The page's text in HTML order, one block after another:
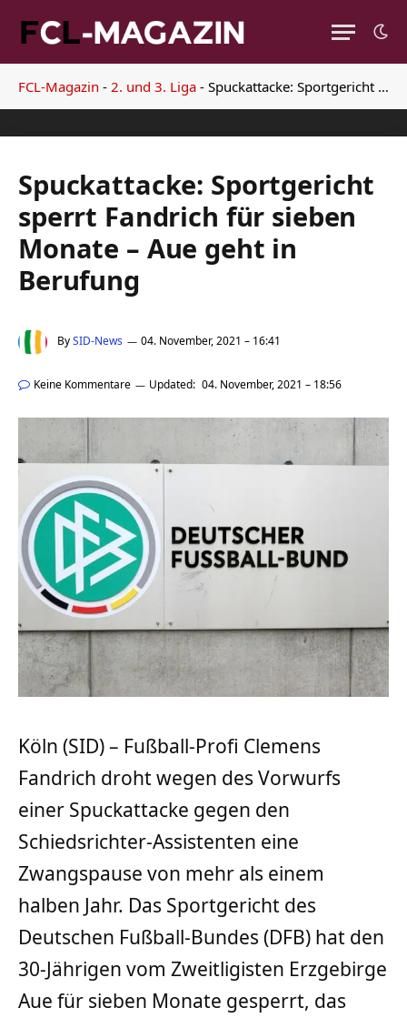
FCL-Magazin - 2. und 3. Liga - Spuckattacke: Sportgericht sperrt Fandrich für sieben Monate – Aue geht in Berufung
Spuckattacke: Sportgericht
sperrt Fandrich für sieben
Monate – Aue geht in
Berufung
BySID-News 04. November, 2021 – 16:41
Keine Kommentare Updated: 04. November, 2021 – 18:56
Köln (SID) – Fußball-Profi Clemens
Fandrich droht wegen des Vorwurfs
einer Spuckattacke gegen den
Schiedsrichter-Assistenten eine
Zwangspause von mehr als einem
halben Jahr. Das Sportgericht des
Deutschen Fußball-Bundes (DFB) hat den
30-Jährigen vom Zweitligisten Erzgebirge
Aue für sieben Monate gesperrt, das